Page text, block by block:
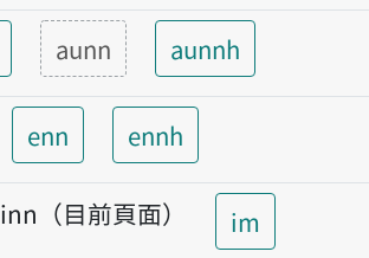
aunn aunnh
enn ennh
inn（目前頁面）
im